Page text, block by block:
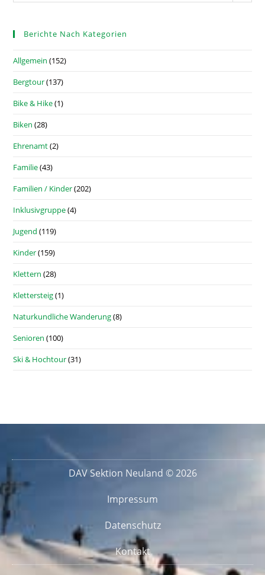
Berichte Nach Kategorien
Allgemein (152)
Bergtour(137)
Bike & Hike(1)
Biken (28)
Ehrenamt(2)
Familie(43)
Familien / Kinder(202)
Inklusivgruppe(4)
Jugend (119)
Kinder(159)
Klettern (28)
Klettersteig(1)
Naturkundliche Wanderung(8)
Senioren (100)
Ski & Hochtour(31)
DAV Sektion Neuland © 2026
Impressum
Datenschutz
Kontakt